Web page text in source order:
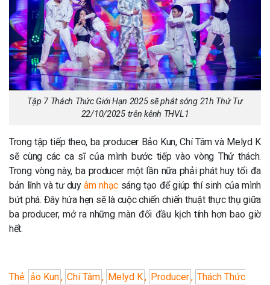
Tập 7 Thách Thức Giới Hạn 2025 sẽ phát sóng 21h Thứ Tư
22/10/2025 trên kênh THVL1
Trong tập tiếp theo, ba producer Bảo Kun, Chí Tâm và Melyd K
sẽ cùng các ca sĩ của mình bước tiếp vào vòng Thử thách.
Trong vòng này, ba producer một lần nữa phải phát huy tối đa
bản lĩnh và tư duyâm nhạc sáng tạo để giúp thí sinh của mình
bứt phá. Đây hứa hẹn sẽ là cuộc chiến chiến thuật thực thụ giữa
ba producer, mở ra những màn đối đầu kịch tính hơn bao giờ
hết.
Thẻ: ảo Kun, Chí Tâm, Melyd K, Producer, Thách Thức